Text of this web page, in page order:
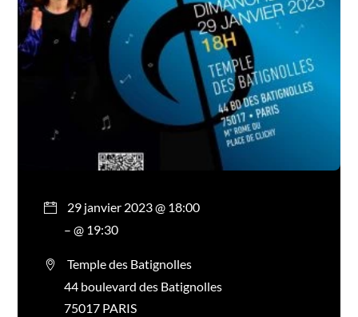
29 janvier 2023 @ 18:00
– @ 19:30
Temple des Batignolles
44 boulevard des Batignolles
75017 PARIS